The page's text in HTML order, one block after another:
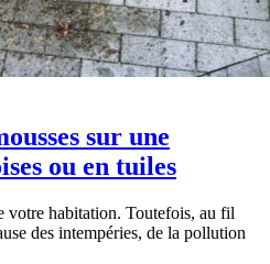
sur une
ou en tuiles
votre habitation. Toutefois, au fil
des intempéries, de la pollution